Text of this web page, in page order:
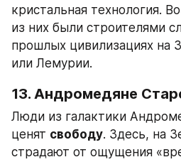
кристальная технология.
из них были строителями
прошлых цивилизациях на
или Лемурии.
13. Андромедяне
Люди из галактики
ценят свободу. Здесь, на
страдают от ощущения